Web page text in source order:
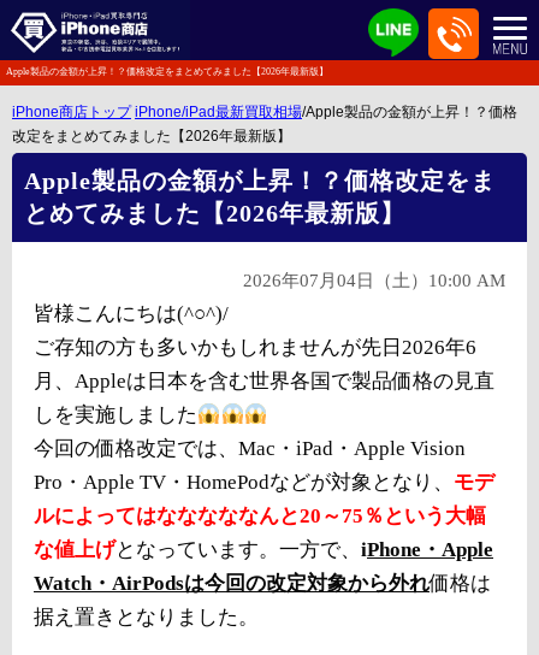
Apple製品の金額が上昇！？価格改定をまとめてみました【2026年最新版】
iPhone商店トップ iPhone/iPad最新買取相場/Apple製品の金額が上昇！？価格
改定をまとめてみました【2026年最新版】
Apple製品の金額が上昇！？価格改定をま
とめてみました【2026年最新版】
2026年07月04日（土）10:00 AM
皆様こんにちは(^○^)/
ご存知の方も多いかもしれませんが先日2026年6
月、Appleは日本を含む世界各国で製品価格の見直
しを実施しました
今回の価格改定では、Mac・iPad・Apple Vision
Pro・Apple TV・HomePodなどが対象となり、 モデ
ルによってはなななななんと20～75％という大幅
な値上げとなっています。一方で、 iPhone・Apple
Watch・AirPodsは今回の改定対象から外れ価格は
据え置きとなりました。